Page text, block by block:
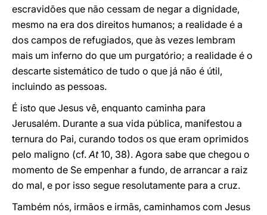
escravidões que não cessam de negar a dignidade,
mesmo na era dos direitos humanos; a realidade é a
dos campos de refugiados, que às vezes lembram
mais um inferno do que um purgatório; a realidade é o
descarte sistemático de tudo o que já não é útil,
incluindo as pessoas.
É isto que Jesus vê, enquanto caminha para
Jerusalém. Durante a sua vida pública, manifestou a
ternura do Pai, curando todos os que eram oprimidos
pelo maligno (cf.At10, 38). Agora sabe que chegou o
momento de Se empenhar a fundo, de arrancar a raiz
do mal, e por isso segue resolutamente para a cruz.
Também nós, irmãos e irmãs, caminhamos com Jesus